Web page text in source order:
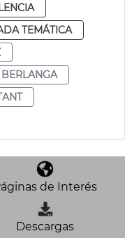
TEMÁTICA
de Interés
Descargas